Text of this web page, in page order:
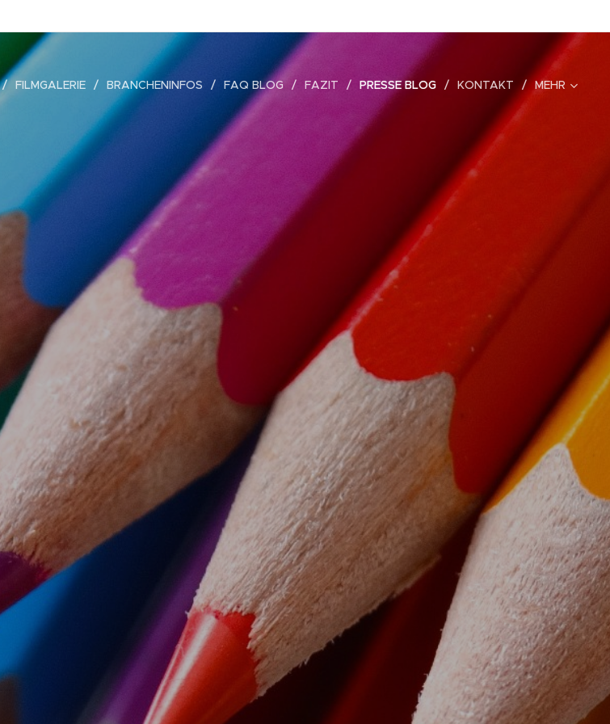
FILMGALERIE BRANCHENINFOS FAQ BLOG FAZIT PRESSE BLOG KONTAKT MEHR